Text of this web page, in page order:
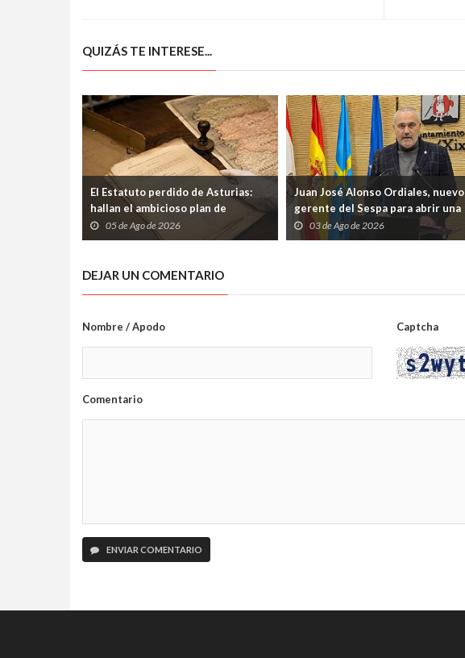
QUIZÁS TE INTERESE...
El Estatuto perdido de Asturias:
hallan el ambicioso plan de
autogobierno que la guerra
condenó al olvido
05 de Ago de 2026
Juan José Alonso Ordiales, nuevo
gerente del Sespa para abrir una
etapa marcada por el diálogo con
los profesionales
03 de Ago de 2026
DEJAR UN COMENTARIO
Nombre / Apodo Captcha
Comentario
ENVIAR COMENTARIO